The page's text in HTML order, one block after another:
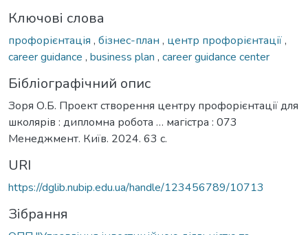
Ключові слова
профорієнтація , бізнес-план , центр профорієнтації,
career guidance , business plan , career guidance center
Бібліографічний опис
Зоря О.Б. Проект створення центру профорієнтації для
школярів : дипломна робота … магістра : 073
Менеджмент. Київ. 2024. 63 с.
URI
https://dglib.nubip.edu.ua/handle/123456789/10713
Зібрання